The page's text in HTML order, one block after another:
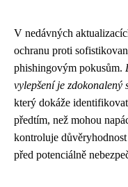
V nedávných
ochranu proti
phishingovým pokusům.
vylepšení je zdokonalený
který dokáže
předtím, než mohou
kontroluje
před potenciálně